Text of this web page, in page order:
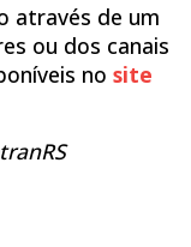
através de um
ou dos canais
no site